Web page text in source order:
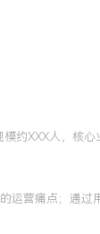
约XXX人，核
运营痛点；通